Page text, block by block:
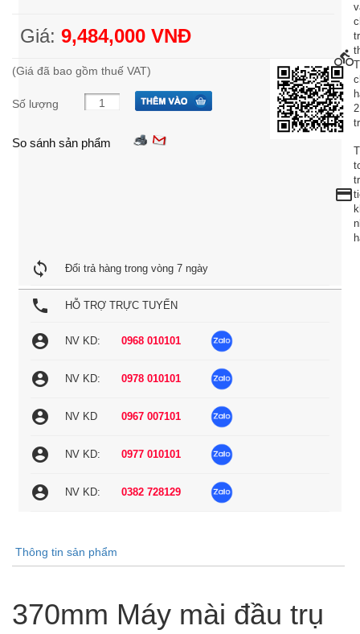
Giá: 9,484,000 VNĐ
(Giá đã bao gồm thuế VAT)
Số lượng
So sánh sản phẩm
directions_bike
credit_card
loop Đổi trả hàng trong vòng 7 ngày
local_phone HỖ TRỢ TRỰC TUYẾN
account_circle NV KD: 0968 010101
account_circle NV KD: 0978 010101
account_circle NV KD 0967 007101
account_circle NV KD: 0977 010101
account_circle NV KD: 0382 728129
Thông tin sản phẩm
370mm Máy mài đầu trụ